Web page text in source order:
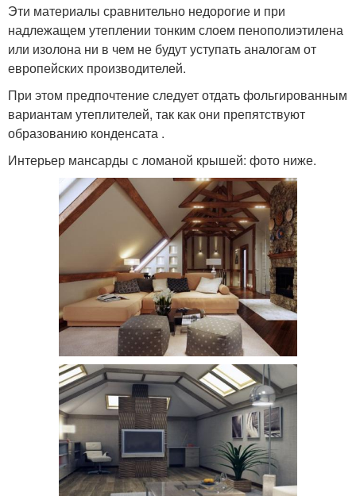
Эти материалы сравнительно недорогие и при
надлежащем утеплении тонким слоем пенополиэтилена
или изолона ни в чем не будут уступать аналогам от
европейских производителей.
При этом предпочтение следует отдать фольгированным
вариантам утеплителей, так как они препятствуют
образованию конденсата .
Интерьер мансарды с ломаной крышей: фото ниже.